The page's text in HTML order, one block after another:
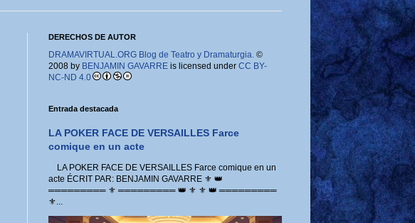
DERECHOS DE AUTOR
DRAMAVIRTUAL.ORG Blog de Teatro y Dramaturgia.©
2008 by BENJAMIN GAVARREis licensed under CC BY-
NC-ND 4.0
Entrada destacada
LA POKER FACE DE VERSAILLES Farce
comique en un acte
LA POKER FACE DE VERSAILLES Farce comique en un
acte ÉCRIT PAR: BENJAMIN GAVARRE ⚜️ 👑
═════════ ⚜️ ═════════ 👑 ⚜️ ⚜️ 👑 ═════════
⚜...